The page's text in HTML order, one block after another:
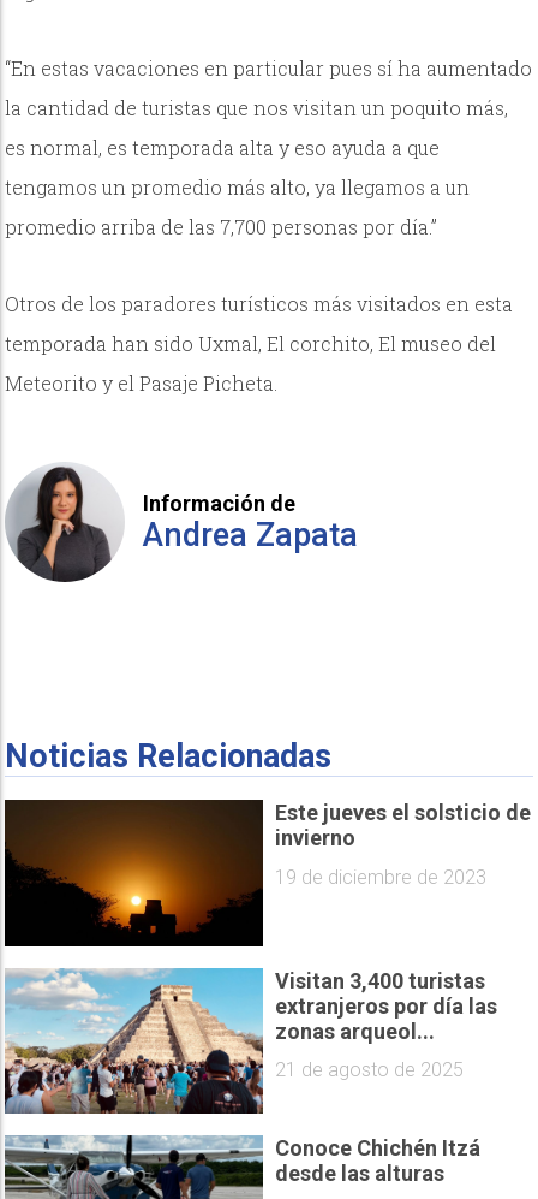
“En estas vacaciones en particular pues sí ha aumentado
la cantidad de turistas que nos visitan un poquito más,
es normal, es temporada alta y eso ayuda a que
tengamos un promedio más alto, ya llegamos a un
promedio arriba de las 7,700 personas por día.”
Otros de los paradores turísticos más visitados en esta
temporada han sido Uxmal, El corchito, El museo del
Meteorito y el Pasaje Picheta.
Información de
Andrea Zapata
Noticias Relacionadas
Este jueves el solsticio de
invierno
19 de diciembre de 2023
Visitan 3,400 turistas
extranjeros por día las
zonas arqueol...
21 de agosto de 2025
Conoce Chichén Itzá
desde las alturas